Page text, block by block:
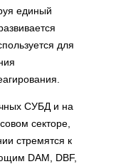
единый
для
СУБД и на
секторе,
стремятся к
DAM, DBF,